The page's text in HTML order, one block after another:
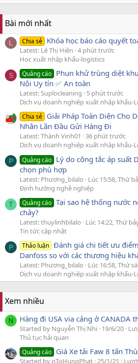
Bài mới nhất
L Chia sẻ Khóa học báo cáo quyết
Latest: Lê Thị Hiền 4 phút trước
Học xuất nhập khẩu-logistics
S Quảng cáo Phun khử trùng diệt
Nội Uy tín ✅ An toàn
Latest: Suplocleaning
5 phút trước
Dịch vụ doanh nghiệp xuất nhập khẩu-
Chia sẻ Giải Pháp Toàn Diện Cho
Nhân Lần Đầu Gửi Hàng Đi
Latest: Thành Vinh01
36 phút trước
Dịch vụ doanh nghiệp xuất nhập khẩu-
P Quảng cáo Lý do công tắc áp suất
chọn phù hợp
Latest: Phương_bilalo
Lúc 15:58, Thứ
Định hướng nghề nghiệp
T Quảng cáo Tại sao hệ thống nước
chảy?
Latest: thuylinhbilalo
Lúc 14:22, Thứ
Tin tức cập nhật
P Thảo luận Đánh giá chi tiết ưu
Danfoss so với các thương hiệu
Latest: Phương_bilalo
Lúc 16:58, Thứ
Dịch vụ doanh nghiệp xuất nhập khẩu-
Xem nhiều
N Hàng đi USA via cảng ở CANADA
Started by Nguyễn Thị Nhi 19/6/20
Thủ tục hải quan
Quảng cáo Giá Xe tải Faw 8 tấn
Started by oToHungPhat 25/1/21